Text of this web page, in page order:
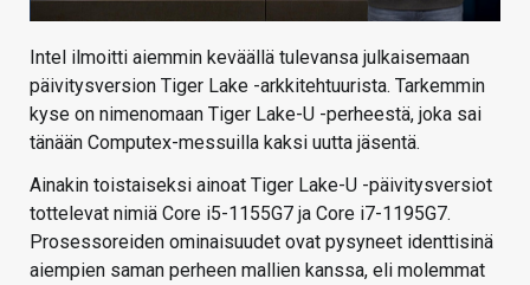
Intel ilmoitti aiemmin keväällä tulevansa julkaisemaan
päivitysversion Tiger Lake -arkkitehtuurista. Tarkemmin
kyse on nimenomaan Tiger Lake-U -perheestä, joka sai
tänään Computex-messuilla kaksi uutta jäsentä.
Ainakin toistaiseksi ainoat Tiger Lake-U -päivitysversiot
tottelevat nimiä Core i5-1155G7 ja Core i7-1195G7.
Prosessoreiden ominaisuudet ovat pysyneet identtisinä
aiempien saman perheen mallien kanssa, eli molemmat